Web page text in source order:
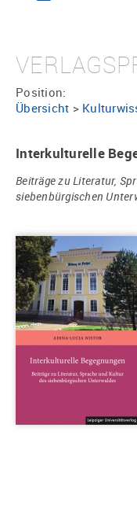
Position:
Übersicht >
Interkulturelle
Beiträge zu Literatur,
siebenbürgischen